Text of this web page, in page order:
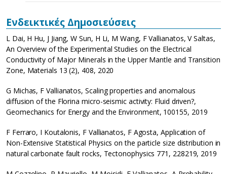
Ενδεικτικές Δημοσιεύσεις
L Dai, H Hu, J Jiang, W Sun, H Li, M Wang, F Vallianatos, V Saltas,
An Overview of the Experimental Studies on the Electrical
Conductivity of Major Minerals in the Upper Mantle and Transition
Zone, Materials 13 (2), 408, 2020
G Michas, F Vallianatos, Scaling properties and anomalous
diffusion of the Florina micro-seismic activity: Fluid driven?,
Geomechanics for Energy and the Environment, 100155, 2019
F Ferraro, I Koutalonis, F Vallianatos, F Agosta, Application of
Non-Extensive Statistical Physics on the particle size distribution in
natural carbonate fault rocks, Tectonophysics 771, 228219, 2019